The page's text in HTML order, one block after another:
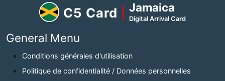
C5 Card Jamaica
Digital Arrival Card
General Menu
Conditions générales d'utilisation
Politique de confidentialité / Données personnelles